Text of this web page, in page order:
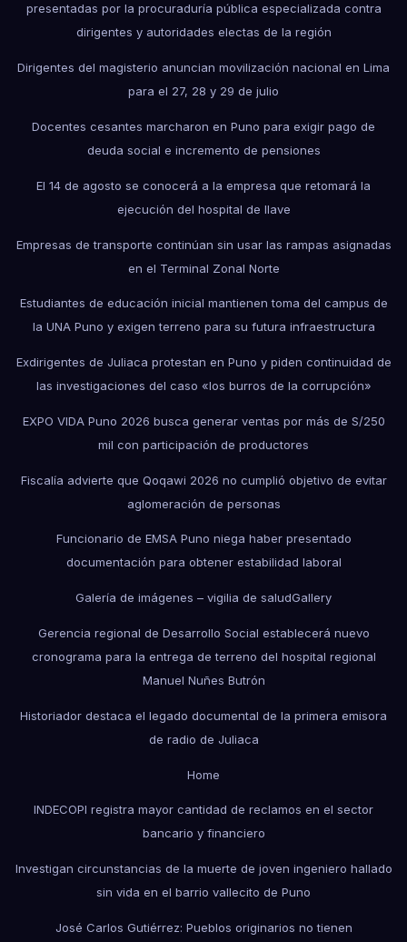
presentadas por la procuraduría pública especializada contra
dirigentes y autoridades electas de la región
Dirigentes del magisterio anuncian movilización nacional en Lima
para el 27, 28 y 29 de julio
Docentes cesantes marcharon en Puno para exigir pago de
deuda social e incremento de pensiones
El 14 de agosto se conocerá a la empresa que retomará la
ejecución del hospital de Ilave
Empresas de transporte continúan sin usar las rampas asignadas
en el Terminal Zonal Norte
Estudiantes de educación inicial mantienen toma del campus de
la UNA Puno y exigen terreno para su futura infraestructura
Exdirigentes de Juliaca protestan en Puno y piden continuidad de
las investigaciones del caso «los burros de la corrupción»
EXPO VIDA Puno 2026 busca generar ventas por más de S/250
mil con participación de productores
Fiscalía advierte que Qoqawi 2026 no cumplió objetivo de evitar
aglomeración de personas
Funcionario de EMSA Puno niega haber presentado
documentación para obtener estabilidad laboral
Galería de imágenes – vigilia de saludGallery
Gerencia regional de Desarrollo Social establecerá nuevo
cronograma para la entrega de terreno del hospital regional
Manuel Nuñes Butrón
Historiador destaca el legado documental de la primera emisora
de radio de Juliaca
Home
INDECOPI registra mayor cantidad de reclamos en el sector
bancario y financiero
Investigan circunstancias de la muerte de joven ingeniero hallado
sin vida en el barrio vallecito de Puno
José Carlos Gutiérrez: Pueblos originarios no tienen